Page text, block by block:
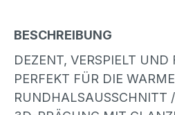
BESCHREIBUNG
DEZENT, VERSPIELT UND
PERFEKT FÜR DIE
RUNDHALSAUSSCHNITT